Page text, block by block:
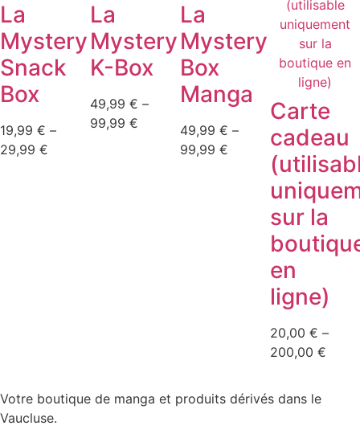
La
Mystery
Snack
Box
19,99 € –
29,99 €
Plage
La
Mystery
K-Box
49,99 € –
99,99 €
Plage
La
Mystery
Box
Manga
49,99 € –
99,99 €
Plage
Carte
cadeau
sur la
en
ligne)
20,00 € –
200,00 €
Plage
20,00 €
Votre boutique de manga et produits dérivés dans le
Vaucluse.